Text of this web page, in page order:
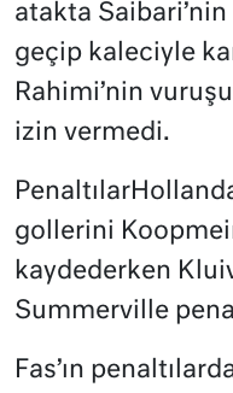
atakta Saibari’nin
geçip kaleciyle
Rahimi’nin
izin vermedi.
gollerini
kaydederken
Summerville
Fas’ın